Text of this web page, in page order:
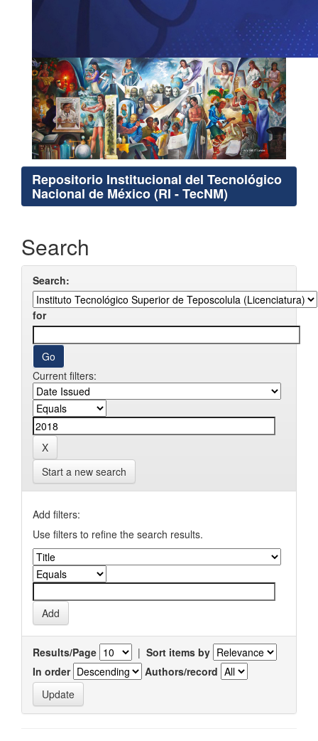
Repositorio Institucional del Tecnológico
Nacional de México (RI - TecNM)
Search
Search:
for
Current filters:
Start a new search
Add filters:
Use filters to refine the search results.
Results/Page | Sort items by
In order
Authors/record